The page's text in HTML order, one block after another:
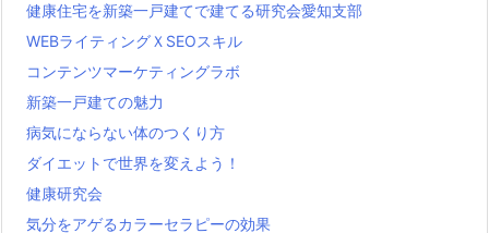
健康住宅を新築一戸建てで建てる研究会愛知支部
WEBライティングＸSEOスキル
コンテンツマーケティングラボ
新築一戸建ての魅力
病気にならない体のつくり方
ダイエットで世界を変えよう！
健康研究会
気分をアゲるカラーセラピーの効果